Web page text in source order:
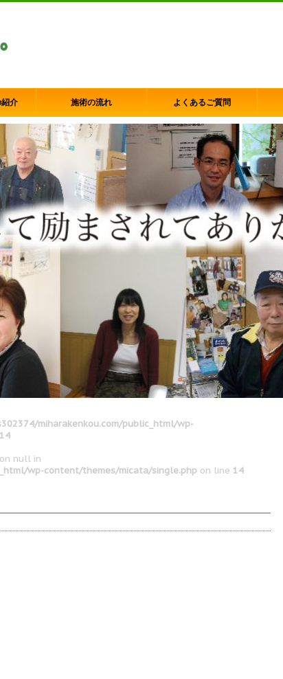
介 施術の流れ よくあるご質問
miharakenkou.com/public_html/wp-
14
null in
wp-content/themes/micata/single.php on line 14